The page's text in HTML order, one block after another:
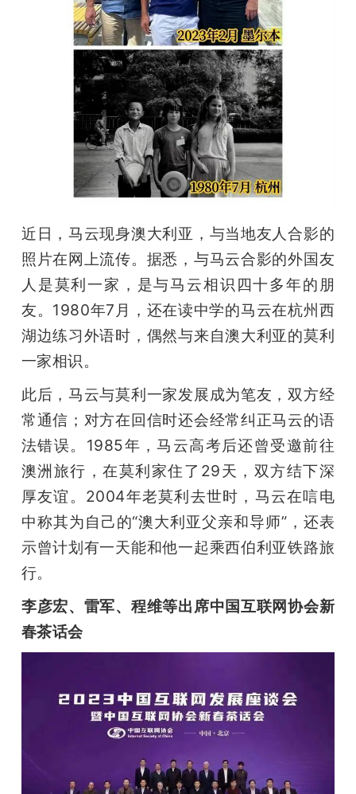
近日，马云现身澳大利亚，与当地友人合影的
照片在网上流传。据悉，与马云合影的外国友
人是莫利一家，是与马云相识四十多年的朋
友。1980年7月，还在读中学的马云在杭州西
湖边练习外语时，偶然与来自澳大利亚的莫利
一家相识。
此后，马云与莫利一家发展成为笔友，双方经
常通信；对方在回信时还会经常纠正马云的语
法错误。1985年，马云高考后还曾受邀前往
澳洲旅行，在莫利家住了29天，双方结下深
厚友谊。2004年老莫利去世时，马云在唁电
中称其为自己的“澳大利亚父亲和导师”，还表
示曾计划有一天能和他一起乘西伯利亚铁路旅
行。
李彦宏、雷军、程维等出席中国互联网协会新
春茶话会